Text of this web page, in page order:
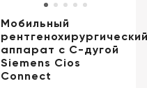
Мобильный
аппарат c C-дугой
Siemens Cios
Connect